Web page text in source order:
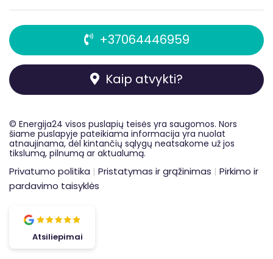
+37064446959
Kaip atvykti?
© Energija24 visos puslapių teisės yra saugomos. Nors
šiame puslapyje pateikiama informacija yra nuolat
atnaujinama, dėl kintančių sąlygų neatsakome už jos
tikslumą, pilnumą ar aktualumą.
Privatumo politika | Pristatymas ir grąžinimas | Pirkimo ir
pardavimo taisyklės
Atsiliepimai